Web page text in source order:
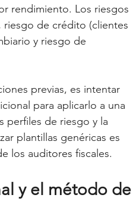
rendimiento. Los riesgos
riesgo de crédito (clientes
y riesgo de
previas, es intentar
para aplicarlo a una
perfiles de riesgo y la
plantillas genéricas es
los auditores fiscales.
y el método de